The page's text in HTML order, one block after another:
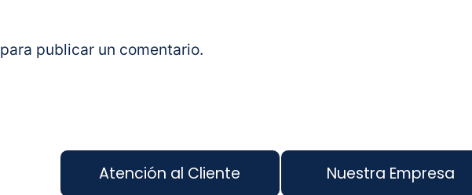
para publicar un comentario.
Atención al Cliente Nuestra Empresa